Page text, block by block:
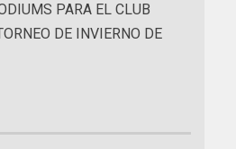
PARA EL CLUB
DE INVIERNO DE